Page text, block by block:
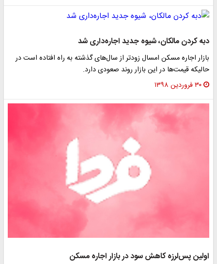
دبه کردن مالکان، شیوه جدید اجاره‌داری شد
بازار اجاره مسکن امسال زودتر از سال‌های گذشته به راه افتاده است در
حالیکه قیمت‌ها در این بازار روند صعودی دارد.
۳۰ فروردین ۱۳۹۸
اولین پس‌لرزه کاهش سود در بازار اجاره مسکن